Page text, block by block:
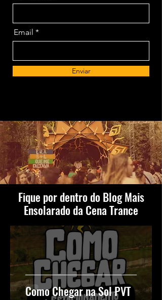
Email
Enviar
Fique por dentro do Blog Mais
Ensolarado da Cena Trance
Como Chegar na Sol PVT